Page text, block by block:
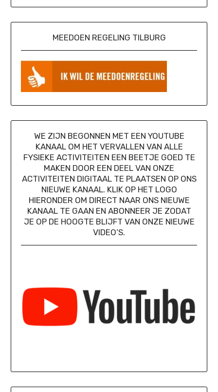
MEEDOEN REGELING TILBURG
WE ZIJN BEGONNEN MET EEN YOUTUBE
KANAAL OM HET VERVALLEN VAN ALLE
FYSIEKE ACTIVITEITEN EEN BEETJE GOED TE
MAKEN DOOR EEN DEEL VAN ONZE
ACTIVITEITEN DIGITAAL TE PLAATSEN OP ONS
NIEUWE KANAAL. KLIK OP HET LOGO
HIERONDER OM DIRECT NAAR ONS NIEUWE
KANAAL TE GAAN EN ABONNEER JE ZODAT
JE OP DE HOOGTE BLIJFT VAN ONZE NIEUWE
VIDEO’S.